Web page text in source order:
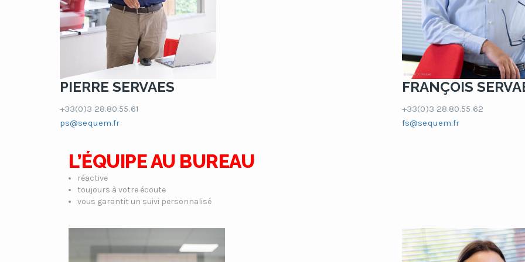
PIERRE SERVAES
+33(0)3 28.80.55.61
ps@sequem.fr
FRANÇOIS
+33(0)3 28.80.55.62
fs@sequem.fr
L’ÉQUIPE AU BUREAU
réactive
toujours à votre écoute
vous garantit un suivi personnalisé